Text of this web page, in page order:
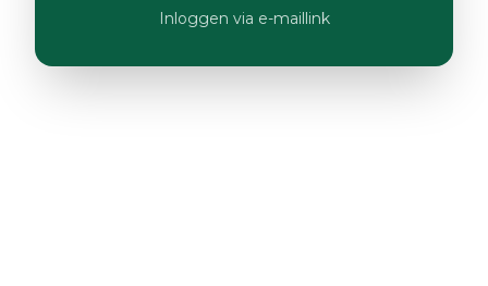
Inloggen via e-maillink